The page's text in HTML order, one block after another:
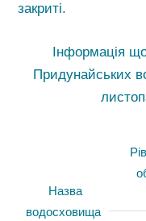
закриті.
Інформація
Придунайських
Назва
водосховища